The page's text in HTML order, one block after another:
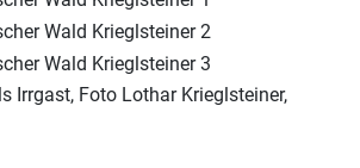
Irrgast, Foto Lothar Krieglsteiner,